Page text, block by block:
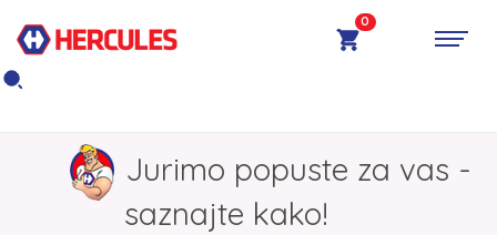
0
Jurimo popuste za vas -
saznajte kako!